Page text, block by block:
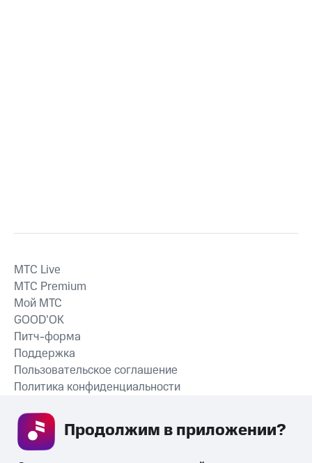
СКАЧАТЬ ПРИЛОЖЕНИЕ
MTС Live
MTС Premium
Мой МТС
GOOD’OK
Питч-форма
Поддержка
Пользовательское соглашение
Политика конфиденциальности